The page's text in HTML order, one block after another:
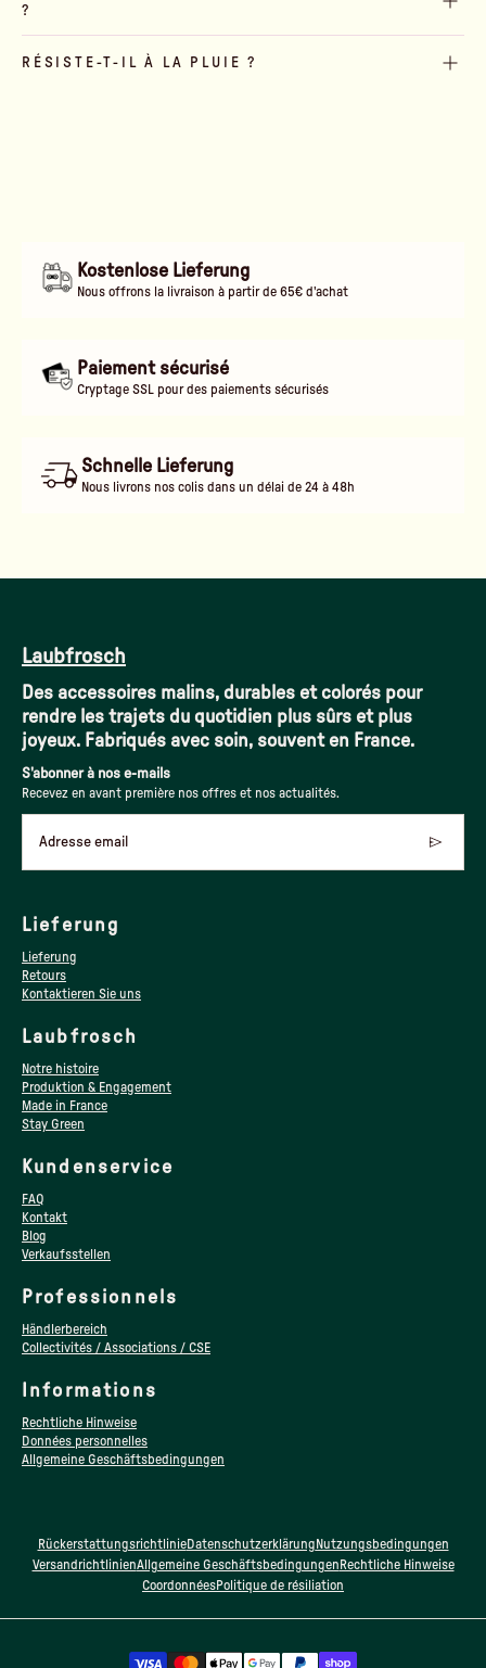
?
RÉSISTE-T-IL À LA PLUIE ?
Kostenlose Lieferung
Nous offrons la livraison à partir de 65€ d'achat
Paiement sécurisé
Cryptage SSL pour des paiements sécurisés
Schnelle Lieferung
Nous livrons nos colis dans un délai de 24 à 48h
Laubfrosch
Des accessoires malins, durables et colorés pour
rendre les trajets du quotidien plus sûrs et plus
joyeux. Fabriqués avec soin, souvent en France.
S'abonner à nos e-mails
Recevez en avant première nos offres et nos actualités.
Adresse email
Lieferung
Lieferung
Retours
Kontaktieren Sie uns
Laubfrosch
Notre histoire
Produktion & Engagement
Made in France
Stay Green
Kundenservice
FAQ
Kontakt
Blog
Verkaufsstellen
Professionnels
Händlerbereich
Collectivités / Associations / CSE
Informations
Rechtliche Hinweise
Données personnelles
Allgemeine Geschäftsbedingungen
RückerstattungsrichtlinieDatenschutzerklärung Nutzungsbedingungen
VersandrichtlinienAllgemeine Geschäftsbedingungen Rechtliche Hinweise
CoordonnéesPolitique de résiliation